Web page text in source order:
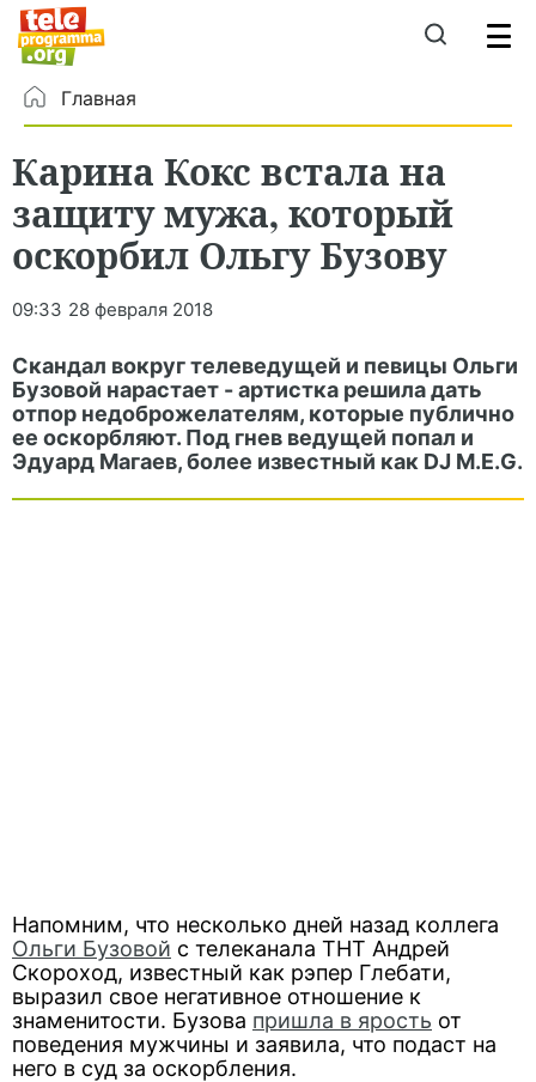
Главная
Карина Кокс встала на
защиту мужа, который
оскорбил Ольгу Бузову
09:33 28 февраля 2018
Скандал вокруг телеведущей и певицы Ольги
Бузовой нарастает - артистка решила дать
отпор недоброжелателям, которые публично
ее оскорбляют. Под гнев ведущей попал и
Эдуард Магаев, более известный как DJ M.E.G.
Напомним, что несколько дней назад коллега
Ольги Бузовой с телеканала ТНТ Андрей
Скороход, известный как рэпер Глебати,
выразил свое негативное отношение к
знаменитости. Бузова пришла в ярость от
поведения мужчины и заявила, что подаст на
него в суд за оскорбления.